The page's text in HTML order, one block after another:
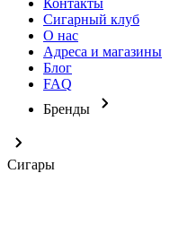
Контакты
Сигарный клуб
О нас
Адреса и магазины
Блог
FAQ
Бренды
Сигары